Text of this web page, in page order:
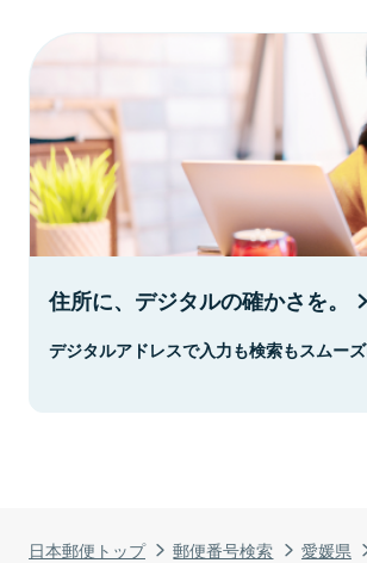
日本郵便トップ 郵便番号検索 愛媛県
住所に、デジタルの確かさを。
デジタルアドレスで入力も検索もスムーズ